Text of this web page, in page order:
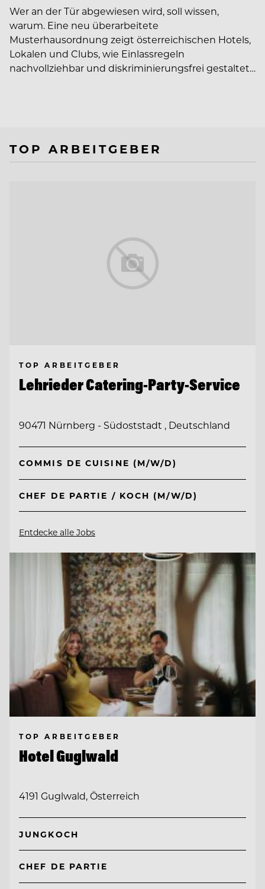
Wer an der Tür abgewiesen wird, soll wissen,
warum. Eine neu überarbeitete
Musterhausordnung zeigt österreichischen Hotels,
Lokalen und Clubs, wie Einlassregeln
nachvollziehbar und diskriminierungsfrei gestaltet…
TOP ARBEITGEBER
TOP ARBEITGEBER
Lehrieder Catering-Party-Service
90471 Nürnberg - Südoststadt , Deutschland
COMMIS DE CUISINE (M/W/D)
CHEF DE PARTIE / KOCH (M/W/D)
Entdecke alle Jobs
TOP ARBEITGEBER
Hotel Guglwald
4191 Guglwald, Österreich
JUNGKOCH
CHEF DE PARTIE